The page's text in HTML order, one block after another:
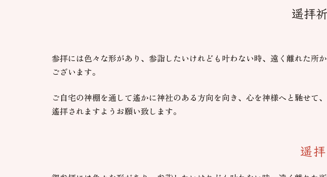
遥拝
参拝には色々な形があり、参詣したいけれども叶わない時、遠く離れた
ございます。
ご自宅の神棚を通して遙かに神社のある方向を向き、心を神様へと馳せ
遙拝されますようお願い致します。
遥